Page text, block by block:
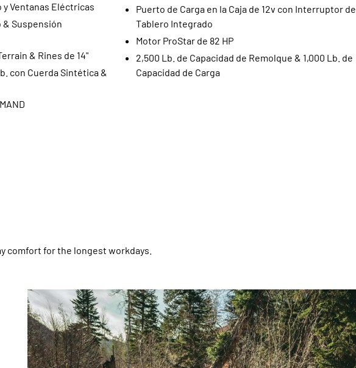
Ventanas Eléctricas
Suspensión
& Rines de 14"
con Cuerda Sintética &
Puerto de Carga en la Caja de 12v con Interruptor de
Tablero Integrado
Motor ProStar de 82 HP
2,500 Lb. de Capacidad de Remolque & 1,000 Lb. de
Capacidad de Carga
comfort for the longest workdays.